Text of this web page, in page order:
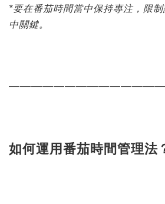
*要在番茄時間當中保持專注，限
中關鍵。
如何運用番茄時間管理法